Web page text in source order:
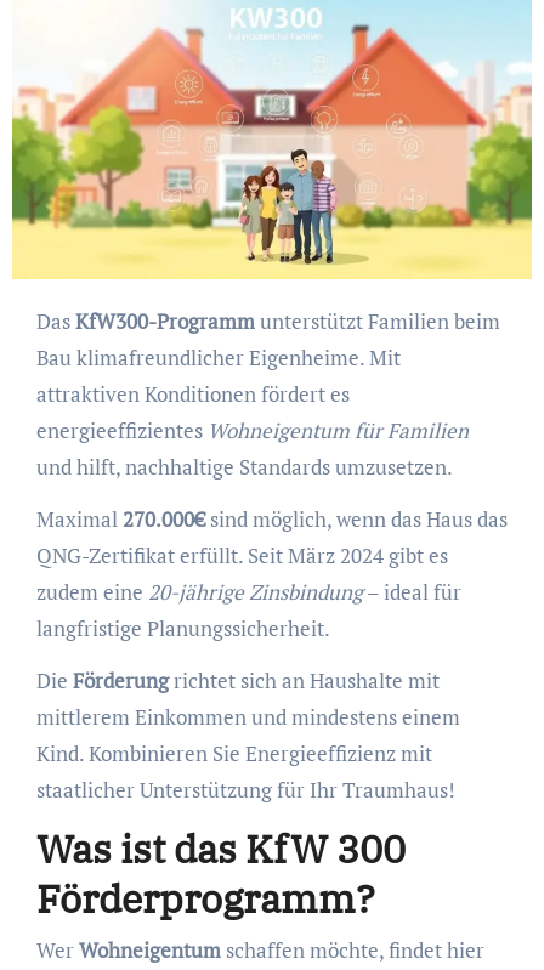
DasKfW300-Programmunterstützt Familien beim
Bau klimafreundlicher Eigenheime. Mit
attraktiven Konditionen fördert es
energieeffizientes Wohneigentum für Familien
und hilft, nachhaltige Standards umzusetzen.
Maximal270.000€sind möglich, wenn das Haus das
QNG-Zertifikat erfüllt. Seit März 2024 gibt es
zudem eine 20-jährige Zinsbindung– ideal für
langfristige Planungssicherheit.
Die Förderungrichtet sich an Haushalte mit
mittlerem Einkommen und mindestens einem
Kind. Kombinieren Sie Energieeffizienz mit
staatlicher Unterstützung für Ihr Traumhaus!
Was ist das KfW 300
Förderprogramm?
WerWohneigentumschaffen möchte, findet hier